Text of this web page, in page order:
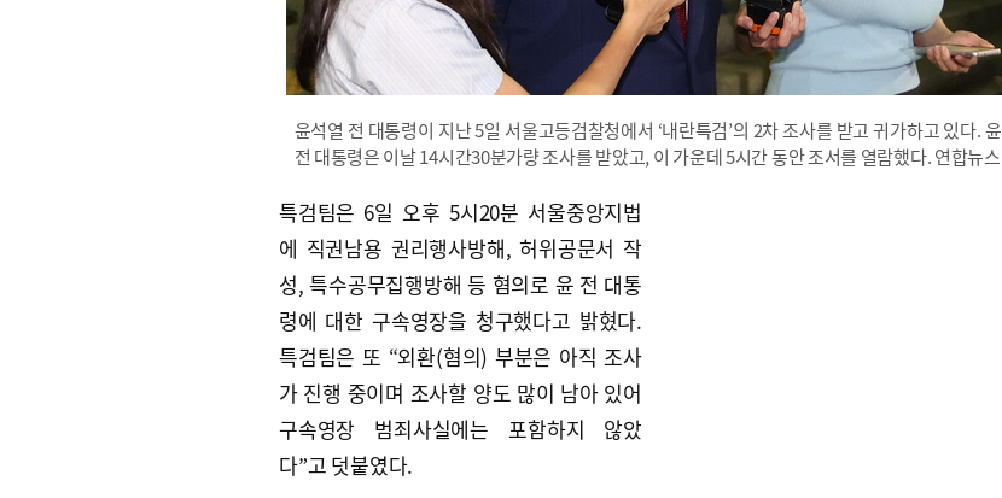
윤석열 전 대통령이 지난 5일 서울고등검찰청에서 ‘내란특검’의 2차 조사를 받고 귀가하고 있다. 윤
전 대통령은 이날 14시간30분가량 조사를 받았고, 이 가운데 5시간 동안 조서를 열람했다. 연합뉴스
특검팀은 6일 오후 5시20분 서울중앙지법
에 직권남용 권리행사방해, 허위공문서 작
성, 특수공무집행방해 등 혐의로 윤 전 대통
령에 대한 구속영장을 청구했다고 밝혔다.
특검팀은 또 “외환(혐의) 부분은 아직 조사
가 진행 중이며 조사할 양도 많이 남아 있어
구속영장 범죄사실에는 포함하지 않았
다”고 덧붙였다.